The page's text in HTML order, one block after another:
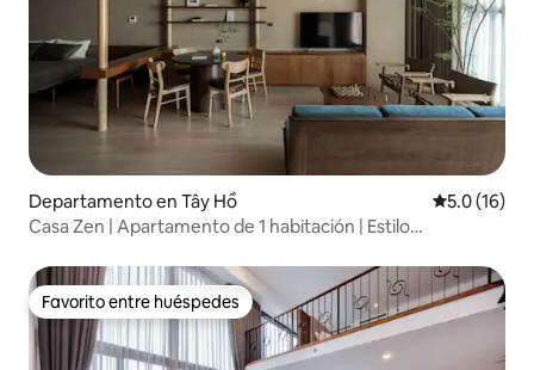
Departamento en Tây Hồ Calificación
5.0 (16)
Casa Zen | Apartamento de 1 habitación | Estilo
Favorito entre huéspedes
Favorito entre huéspedes